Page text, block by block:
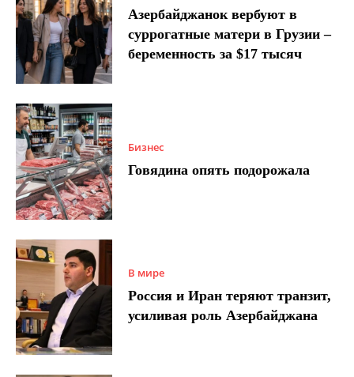
Азербайджанок вербуют в
суррогатные матери в Грузии –
беременность за $17 тысяч
Бизнес
Говядина опять подорожала
В мире
Россия и Иран теряют транзит,
усиливая роль Азербайджана